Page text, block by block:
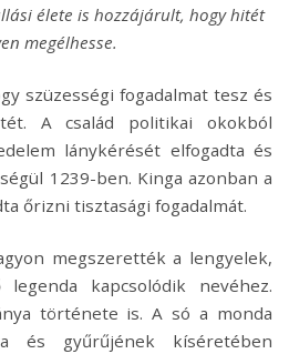
élete is hozzájárult, hogy hitét
megélhesse.
szüzességi fogadalmat tesz és
A család politikai okokból
lánykérését elfogadta és
1239-ben. Kinga azonban a
őrizni tisztasági fogadalmát.
megszerették a lengyelek,
legenda kapcsolódik nevéhez.
története is. A só a monda
és gyűrűjének kíséretében